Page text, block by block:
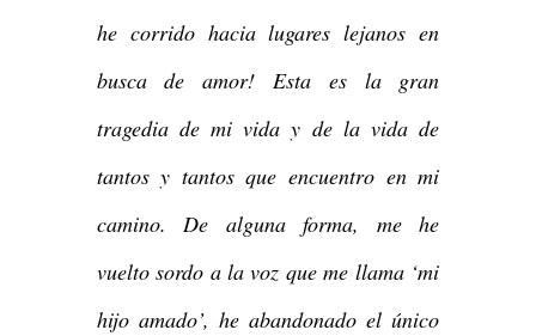
he corrido hacia lugares lejanos en
busca de amor! Esta es la gran
tragedia de mi vida y de la vida de
tantos y tantos que encuentro en mi
camino. De alguna forma, me he
vuelto sordo a la voz que me llama ‘mi
hijo amado’, he abandonado el único